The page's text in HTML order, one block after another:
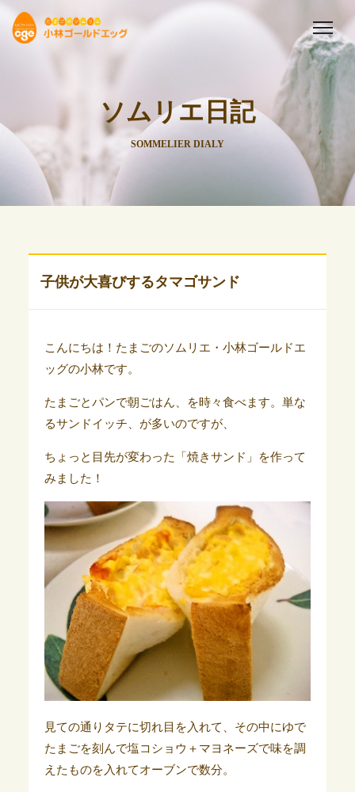
ソムリエ日記
SOMMELIER DIALY
子供が大喜びするタマゴサンド
こんにちは！たまごのソムリエ・小林ゴールドエ
ッグの小林です。
たまごとパンで朝ごはん、を時々食べます。 単な
るサンドイッチ、が多いのですが、
ちょっと目先が変わった「焼きサンド」を作って
みました！
見ての通りタテに切れ目を入れて、その中にゆで
たまごを刻んで塩コショウ＋マヨネーズで味を調
えたものを入れてオーブンで数分。